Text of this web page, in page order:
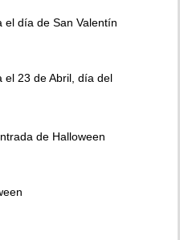
el día de San Valentín
el 23 de Abril, día del
de Halloween